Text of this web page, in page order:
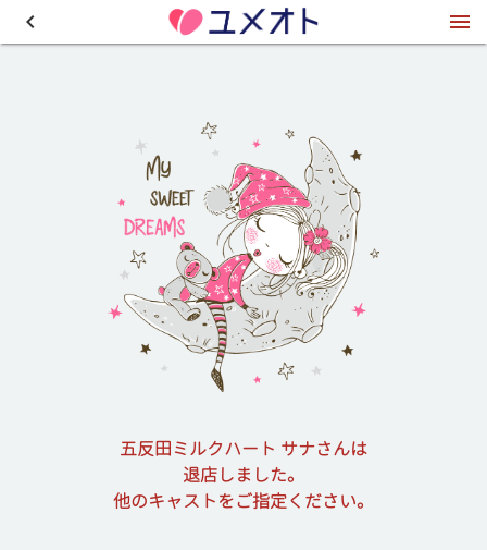
五反田ミルクハート サナさんは
退店しました。
他のキャストをご指定ください。